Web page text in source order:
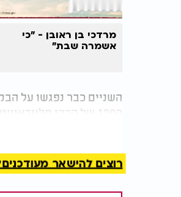
מרדכי בן ראובן - "כי
אשמרה שבת"
השניים כבר נפגשו על
ה120 של הרבי
"תן לי כוח" יצא בביצוע
רוצים להישאר מעודכנים?